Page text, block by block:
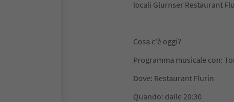
locali Glurnser Restaurant
Cosa c'è oggi?
Programma musicale con:
Dove: Restaurant Flurin
Quando: dalle 20:30